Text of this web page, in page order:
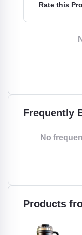
Rate this
Frequently
No
Products